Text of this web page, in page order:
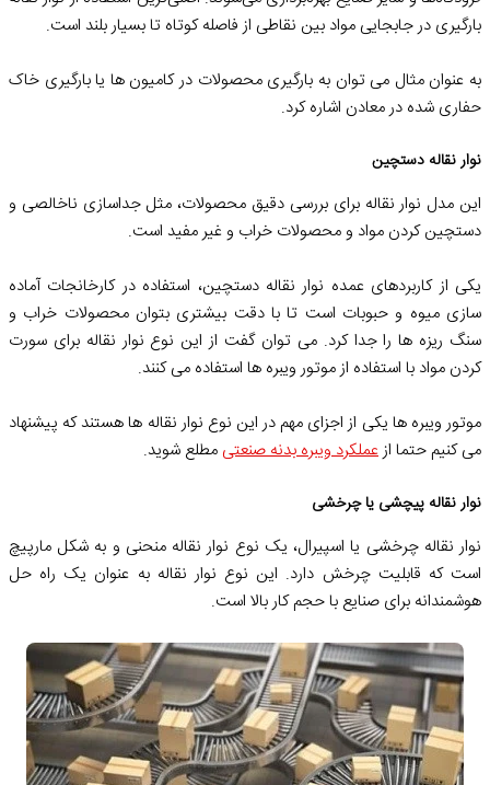
بارگیری در جابجایی مواد بین نقاطی از فاصله کوتاه تا بسیار بلند است.
به عنوان مثال می توان به بارگیری محصولات در کامیون ها یا بارگیری خاک
حفاری شده در معادن اشاره کرد.
نوار نقاله دستچین
این مدل نوار نقاله برای بررسی دقیق محصولات، مثل جداسازی ناخالصی و
دستچین کردن مواد و محصولات خراب و غیر مفید است.
یکی از کاربردهای عمده نوار نقاله دستچین، استفاده در کارخانجات آماده
سازی میوه و حبوبات است تا با دقت بیشتری بتوان محصولات خراب و
سنگ ریزه ها را جدا کرد. می توان گفت از این نوع نوار نقاله برای سورت
کردن مواد با استفاده از موتور ویبره ها استفاده می کنند.
موتور ویبره ها یکی از اجزای مهم در این نوع نوار نقاله ها هستند که پیشنهاد
می کنیم حتما ازعملکرد ویبره بدنه صنعتی مطلع شوید.
نوار نقاله پیچشی یا چرخشی
نوار نقاله چرخشی یا اسپیرال، یک نوع نوار نقاله منحنی و به شکل مارپیچ
است که قابلیت چرخش دارد. این نوع نوار نقاله به عنوان یک راه حل
هوشمندانه برای صنایع با حجم کار بالا است.